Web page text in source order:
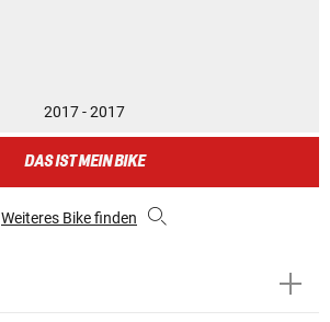
2017 - 2017
DAS IST MEIN BIKE
Weiteres Bike finden